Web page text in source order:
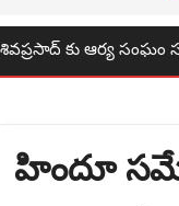
శ్రీ
హిందూ